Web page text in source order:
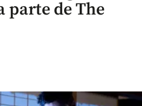
parte de The